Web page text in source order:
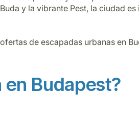
y la vibrante Pest, la ciudad
de escapadas urbanas en
Budapest?